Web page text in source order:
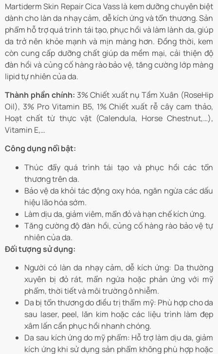
Martiderm Skin Repair Cica Vass là kem dưỡng chuyên biệt
dành cho làn da nhạy cảm, dễ kích ứng và tổn thương. Sản
phẩm hỗ trợ quá trình tái tạo, phục hồi và làm lành da, giúp
da trở nên khỏe mạnh và mịn màng hơn. Đồng thời, kem
còn cung cấp dưỡng chất giúp da mềm mại, cải thiện độ
đàn hồi và củng cố hàng rào bảo vệ, tăng cường lớp màng
lipid tự nhiên của da.
Thành phần chính: 3% Chiết xuất nụ Tầm Xuân (RoseHip
Oil), 3% Pro Vitamin B5, 1% Chiết xuất rễ cây cam thảo,
Hoạt chất từ thực vật (Calendula, Horse Chestnut,…),
Vitamin E,…
Công dụng nổi bật:
Thúc đẩy quá trình tái tạo và phục hồi các tổn
thương trên da.
Bảo vệ da khỏi tác động oxy hóa, ngăn ngừa các dấu
hiệu lão hóa sớm.
Làm dịu da, giảm viêm, mẩn đỏ và hạn chế kích ứng.
Tăng cường độ đàn hồi, củng cố hàng rào bảo vệ tự
nhiên của da.
Đối tượng sử dụng:
Người có làn da nhạy cảm, dễ kích ứng: Da thường
xuyên bị đỏ rát, mẩn ngứa hoặc phản ứng với mỹ
phẩm, thời tiết và môi trường ô nhiễm.
Da bị tổn thương do điều trị thẩm mỹ: Phù hợp cho da
sau laser, peel, lăn kim hoặc các liệu trình làm đẹp
xâm lấn cần phục hồi nhanh chóng.
Da sau kích ứng do mỹ phẩm: Hỗ trợ làm dịu da, giảm
kích ứng khi sử dụng sản phẩm không phù hợp hoặc